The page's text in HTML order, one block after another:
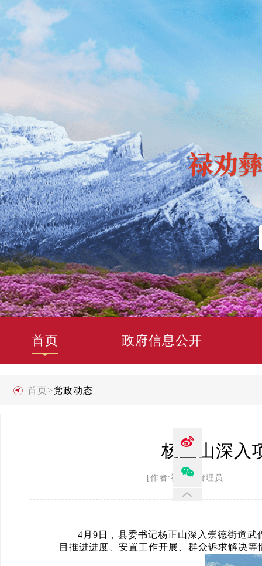
首页 政府信息公开
首页>党政动态
杨正山深入
[作者:禄劝县管理员 发
4月9日，县委书记杨正山深入崇德街道
目推进进度、安置工作开展、群众诉求解决